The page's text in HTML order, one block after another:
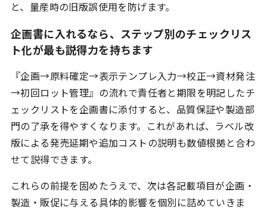
取材記事一覧
TasteLink for シェフ
お問合せ / ご相談
ログイン
と、量産時の旧版誤使用を防げます。
企画書に入れるなら、ステップ別のチェックリス
ト化が最も説得力を持ちます
『企画→原料確定→表示テンプレ入力→校正→資材発注
→初回ロット管理』の流れで責任者と期限を明記したチ
ェックリストを企画書に添付すると、品質保証や製造部
門の了承を得やすくなります。これがあれば、ラベル改
版による発売延期や追加コストの説明も数値根拠と合わ
せて説得できます。
これらの前提を固めたうえで、次は各記載項目が企画・
製造・販促に与える具体的影響を個別に詰めていきま